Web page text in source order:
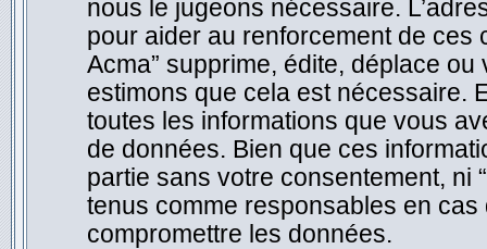
nous le jugeons nécessaire.
pour aider au renforcement de ces
Acma” supprime, édite, déplace
estimons que cela est nécessaire.
toutes les informations que vous
de données. Bien que ces
partie sans votre consentement, ni
tenus comme responsables en
compromettre les données.